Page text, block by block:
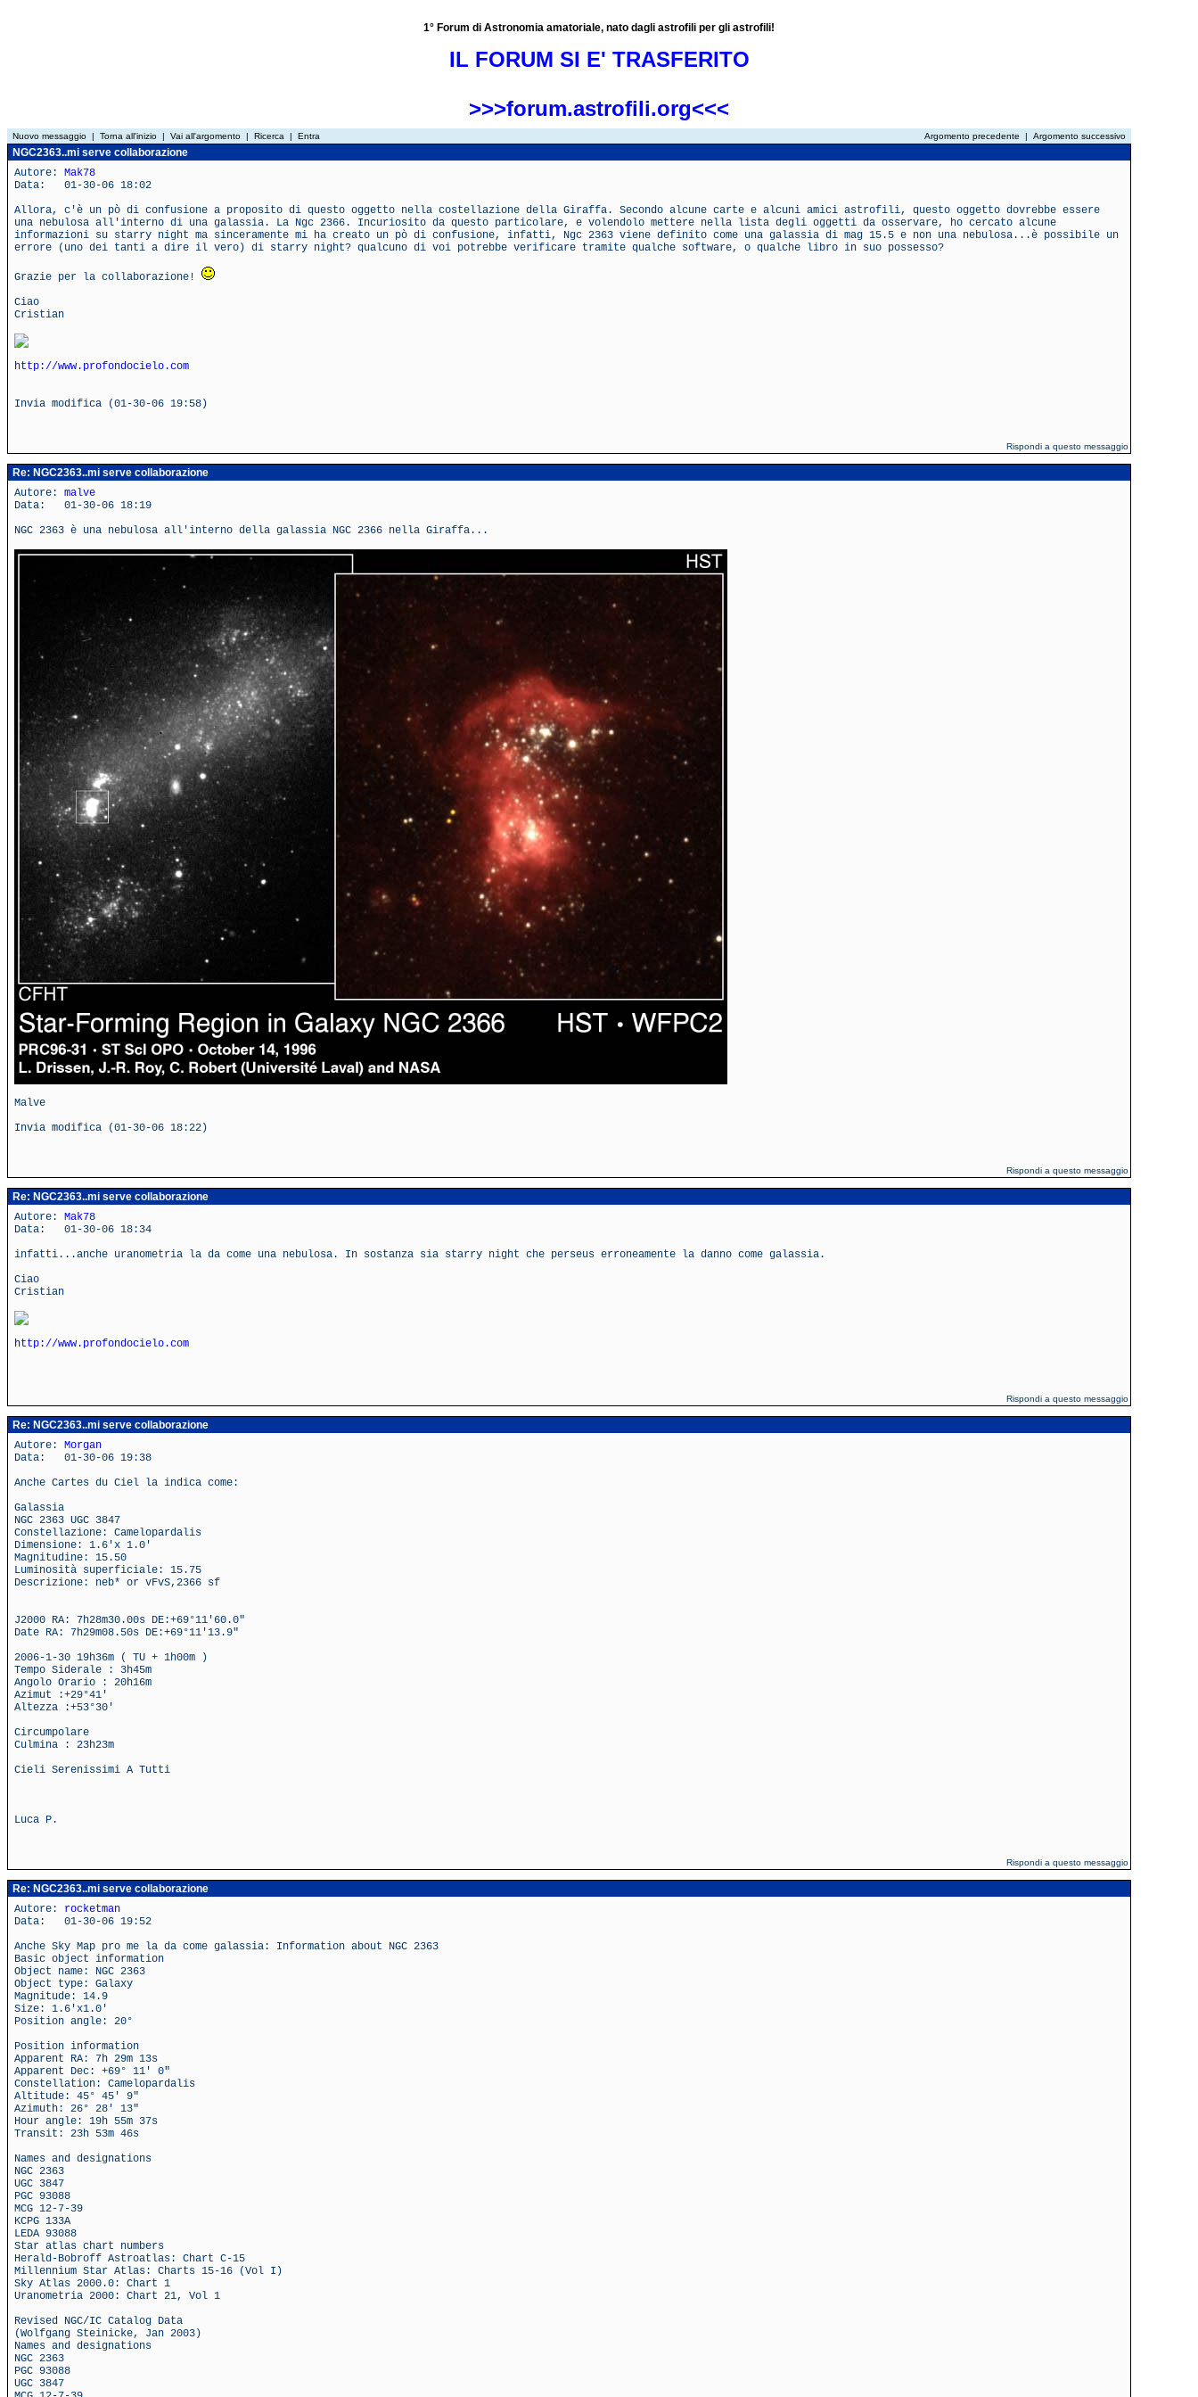
1° Forum di Astronomia amatoriale, nato dagli astrofili per gli astrofili!
IL FORUM SI E' TRASFERITO
>>>forum.astrofili.org<<<
Nuovo messaggio | Torna all'inizio | Vai all'argomento | Ricerca | Entra Argomento precedente | Argomento successivo
NGC2363..mi serve collaborazione
Autore: Mak78
Data: 01-30-06 18:02
Allora, c'è un pò di confusione a proposito di questo oggetto nella costellazione della Giraffa. Secondo alcune carte e alcuni amici astrofili, questo oggetto dovrebbe essere
una nebulosa all'interno di una galassia. La Ngc 2366. Incuriosito da questo particolare, e volendolo mettere nella lista degli oggetti da osservare, ho cercato alcune
informazioni su starry night ma sinceramente mi ha creato un pò di confusione, infatti, Ngc 2363 viene definito come una galassia di mag 15.5 e non una nebulosa...è possibile un
errore (uno dei tanti a dire il vero) di starry night? qualcuno di voi potrebbe verificare tramite qualche software, o qualche libro in suo possesso?
Grazie per la collaborazione!
Ciao
Cristian
http://www.profondocielo.com
Invia modifica (01-30-06 19:58)
Rispondi a questo messaggio
Re: NGC2363..mi serve collaborazione
Autore: malve
Data: 01-30-06 18:19
NGC 2363 è una nebulosa all'interno della galassia NGC 2366 nella Giraffa...
Malve
Invia modifica (01-30-06 18:22)
Rispondi a questo messaggio
Re: NGC2363..mi serve collaborazione
Autore: Mak78
Data: 01-30-06 18:34
infatti...anche uranometria la da come una nebulosa. In sostanza sia starry night che perseus erroneamente la danno come galassia.
Ciao
Cristian
http://www.profondocielo.com
Rispondi a questo messaggio
Re: NGC2363..mi serve collaborazione
Autore: Morgan
Data: 01-30-06 19:38
Anche Cartes du Ciel la indica come:
Galassia
NGC 2363 UGC 3847
Constellazione: Camelopardalis
Dimensione: 1.6'x 1.0'
Magnitudine: 15.50
Luminosità superficiale: 15.75
Descrizione: neb* or vFvS,2366 sf
J2000 RA: 7h28m30.00s DE:+69°11'60.0"
Date RA: 7h29m08.50s DE:+69°11'13.9"
2006-1-30 19h36m ( TU + 1h00m )
Tempo Siderale : 3h45m
Angolo Orario : 20h16m
Azimut :+29°41'
Altezza :+53°30'
Circumpolare
Culmina : 23h23m
Cieli Serenissimi A Tutti
Luca P.
Rispondi a questo messaggio
Re: NGC2363..mi serve collaborazione
Autore: rocketman
Data: 01-30-06 19:52
Anche Sky Map pro me la da come galassia: Information about NGC 2363
Basic object information
Object name: NGC 2363
Object type: Galaxy
Magnitude: 14.9
Size: 1.6'x1.0'
Position angle: 20°
Position information
Apparent RA: 7h 29m 13s
Apparent Dec: +69° 11' 0"
Constellation: Camelopardalis
Altitude: 45° 45' 9"
Azimuth: 26° 28' 13"
Hour angle: 19h 55m 37s
Transit: 23h 53m 46s
Names and designations
NGC 2363
UGC 3847
PGC 93088
MCG 12-7-39
KCPG 133A
LEDA 93088
Star atlas chart numbers
Herald-Bobroff Astroatlas: Chart C-15
Millennium Star Atlas: Charts 15-16 (Vol I)
Sky Atlas 2000.0: Chart 1
Uranometria 2000: Chart 21, Vol 1
Revised NGC/IC Catalog Data
(Wolfgang Steinicke, Jan 2003)
Names and designations
NGC 2363
PGC 93088
UGC 3847